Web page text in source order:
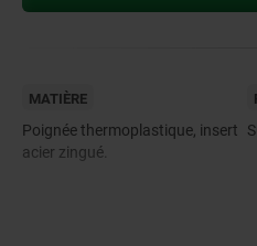
MATIÈRE
Poignée thermoplastique, insert
acier zingué.